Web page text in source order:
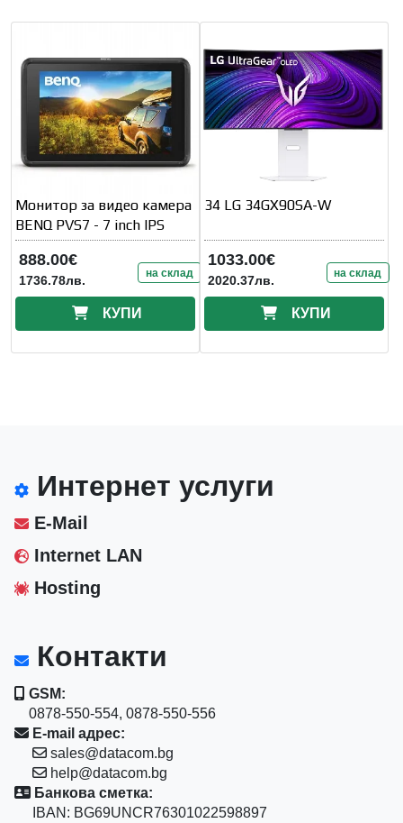
Монитор за видео камера
BENQ PVS7 - 7 inch IPS
888.00€
1736.78лв. на склад
КУПИ
34 LG 34GX90SA-W
1033.00€
2020.37лв. на склад
КУПИ
Интернет услуги
E-Mail
Internet LAN
Hosting
Контакти
GSM:
0878-550-554, 0878-550-556
E-mail адрес:
sales@datacom.bg
help@datacom.bg
Банкова сметка:
IBAN: BG69UNCR76301022598897